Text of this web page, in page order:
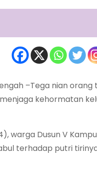
–Tega nian
kehormatan
warga Dusun V
terhadap putri